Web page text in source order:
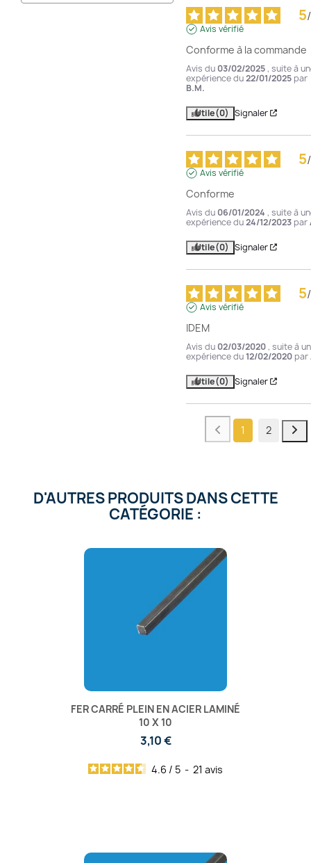
5/
Avis vérifié
Conforme à la commande
Avis du 03/02/2025, suite à
expérience du22/01/2025 par
B.M.
Utile(0) Signaler
5/
Avis vérifié
Conforme
Avis du 06/01/2024 , suite à
expérience du24/12/2023 par
Utile(0) Signaler
5/
Avis vérifié
IDEM
Avis du 02/03/2020, suite à
expérience du12/02/2020 par
Utile(0) Signaler
1 2
D'AUTRES PRODUITS DANS CETTE
CATÉGORIE :
FER CARRÉ PLEIN EN ACIER LAMINÉ
10 X 10
3,10 €
4.6 / 5 - 21 avis